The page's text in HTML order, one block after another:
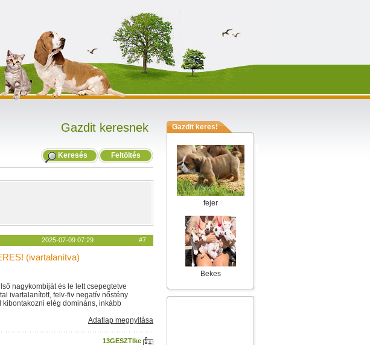
Gazdit keresnek
Feltöltés
Keresés
2025-07-09 07:29 #7
(ivartalanítva)
nagykombiját és le lett csepegtetve
ivartalanított, felv-fiv negatív nőstény
kibontakozni elég domináns, inkább
Adatlap megnyitása
13GESZTIke
Gazdit keres!
fejer
Bekes